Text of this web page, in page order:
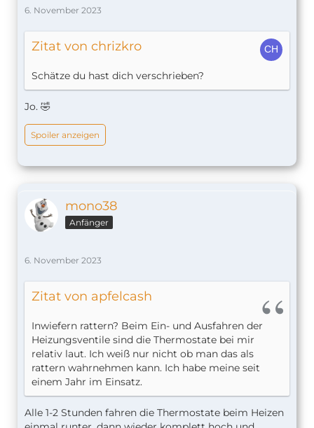
6. November 2023
Zitat von chrizkro
Schätze du hast dich verschrieben?
Jo. 🤣
Spoiler anzeigen
mono38
Anfänger
6. November 2023
Zitat von apfelcash
Inwiefern rattern? Beim Ein- und Ausfahren der
Heizungsventile sind die Thermostate bei mir
relativ laut. Ich weiß nur nicht ob man das als
rattern wahrnehmen kann. Ich habe meine seit
einem Jahr im Einsatz.
Alle 1-2 Stunden fahren die Thermostate beim Heizen